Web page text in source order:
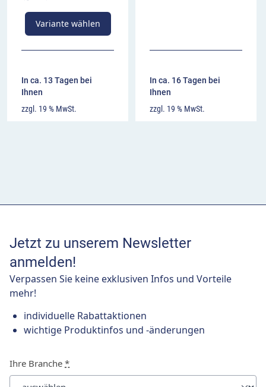
Variante wählen
In ca. 13 Tagen bei
Ihnen
zzgl. 19 % MwSt.
In ca. 16 Tagen bei
Ihnen
zzgl. 19 % MwSt.
Jetzt zu unserem Newsletter
anmelden!
Verpassen Sie keine exklusiven Infos und Vorteile
mehr!
individuelle Rabattaktionen
wichtige Produktinfos und -änderungen
Ihre Branche *